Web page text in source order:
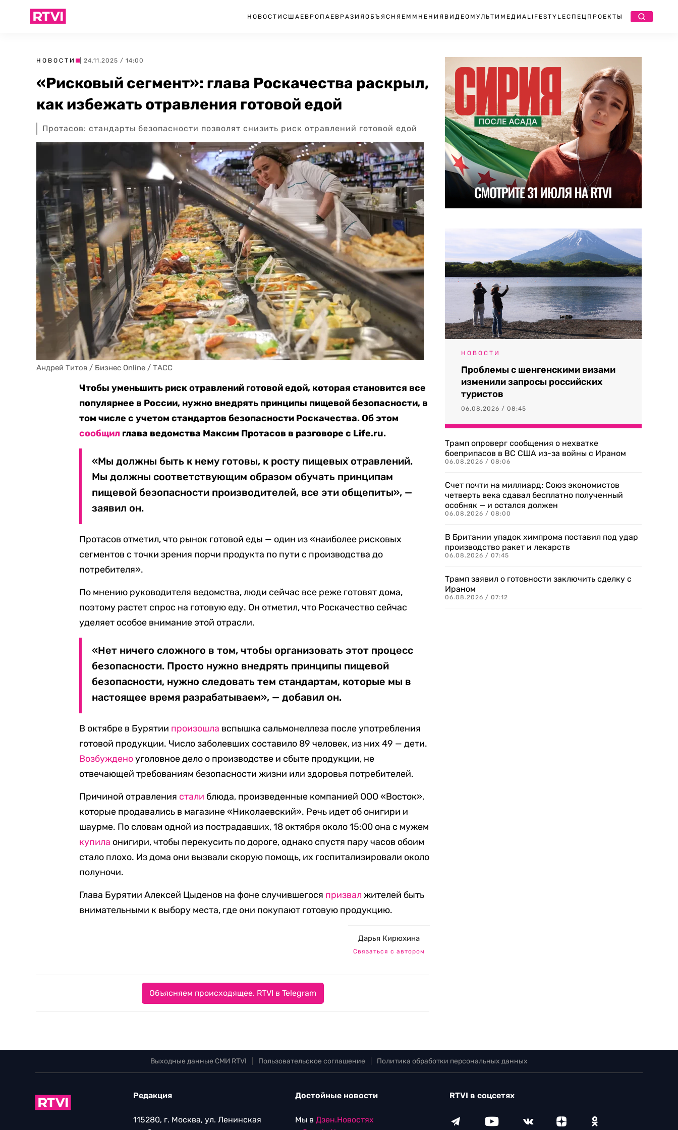
НОВОСТИ США ЕВРОПА ЕВРАЗИЯ ОБЪЯСНЯЕМ МНЕНИЯ ВИДЕО МУЛЬТИМЕДИА LIFESTYLEСПЕЦПРОЕКТЫ
НОВОСТИ | 24.11.2025 / 14:00
«Рисковый сегмент»: глава Роскачества раскрыл,
как избежать отравления готовой едой
Протасов: стандарты безопасности позволят снизить риск отравлений готовой едой
Андрей Титов / Бизнес Online / ТАСС
Чтобы уменьшить риск отравлений готовой едой, которая становится все
популярнее в России, нужно внедрять принципы пищевой безопасности, в
том числе с учетом стандартов безопасности Роскачества. Об этом
сообщил глава ведомства Максим Протасов в разговоре с Life.ru.
«Мы должны быть к нему готовы, к росту пищевых отравлений.
Мы должны соответствующим образом обучать принципам
пищевой безопасности производителей, все эти общепиты», —
заявил он.
Протасов отметил, что рынок готовой еды — один из «наиболее рисковых
сегментов с точки зрения порчи продукта по пути с производства до
потребителя».
По мнению руководителя ведомства, люди сейчас все реже готовят дома,
поэтому растет спрос на готовую еду. Он отметил, что Роскачество сейчас
уделяет особое внимание этой отрасли.
«Нет ничего сложного в том, чтобы организовать этот процесс
безопасности. Просто нужно внедрять принципы пищевой
безопасности, нужно следовать тем стандартам, которые мы в
настоящее время разрабатываем», — добавил он.
В октябре в Бурятии произошла вспышка сальмонеллеза после употребления
готовой продукции. Число заболевших составило 89 человек, из них 49 — дети.
Возбужденоуголовное дело о производстве и сбыте продукции, не
отвечающей требованиям безопасности жизни или здоровья потребителей.
Причиной отравления стали блюда, произведенные компанией ООО «Восток»,
которые продавались в магазине «Николаевский». Речь идет об онигири и
шаурме. По словам одной из пострадавших, 18 октября около 15:00 она с мужем
купила онигири, чтобы перекусить по дороге, однако спустя пару часов обоим
стало плохо. Из дома они вызвали скорую помощь, их госпитализировали около
полуночи.
Глава Бурятии Алексей Цыденов на фоне случившегося призвал жителей быть
внимательными к выбору места, где они покупают готовую продукцию.
Дарья Кирюхина
Связаться с автором
Объясняем происходящее. RTVI в Telegram
НОВОСТИ
Проблемы с шенгенскими визами
изменили запросы российских
туристов
06.08.2026 / 08:45
Трамп опроверг сообщения о нехватке
боеприпасов в ВС США из-за войны с Ираном
06.08.2026 / 08:06
Счет почти на миллиард: Союз экономистов
четверть века сдавал бесплатно полученный
особняк — и остался должен
06.08.2026 / 08:00
В Британии упадок химпрома поставил под удар
производство ракет и лекарств
06.08.2026 / 07:45
Трамп заявил о готовности заключить сделку с
Ираном
06.08.2026 / 07:12
Выходные данные СМИ RTVI Пользовательское соглашение Политика обработки персональных данных
Редакция
115280, г. Москва, ул. Ленинская
Достойные новости
Мы в Дзен.Новостях
RTVI в соцсетях